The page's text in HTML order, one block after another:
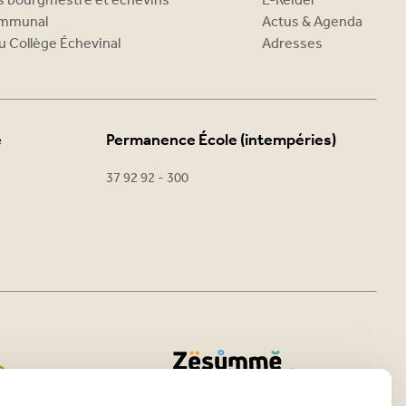
Collège Échevinal
Actus & Agenda
Adresses
Permanence École (intempéries)
37 92 92 - 300